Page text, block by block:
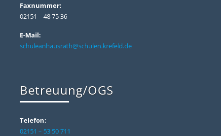
Faxnummer:
02151 – 48 75 36
E-Mail:
schuleanhausrath@schulen.krefeld.de
Betreuung/OGS
Telefon:
02151 – 53 50 711